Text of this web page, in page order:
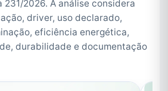
2026. A análise considera
driver, uso declarado,
eficiência energética,
durabilidade e documentação